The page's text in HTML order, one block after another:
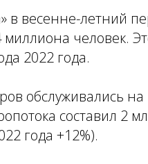
весенне-летний
миллиона человек.
2022 года.
обслуживались на
составил 2
года +12%).